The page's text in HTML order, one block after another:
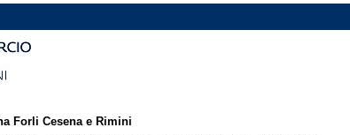
Forli Cesena e Rimini